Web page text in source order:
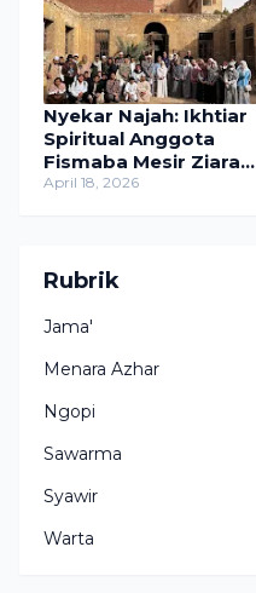
Nyekar Najah: Ikhtiar
Spiritual Anggota
Fismaba Mesir Ziarahi
Makam Ulama Jelang
April 18, 2026
Rubrik
Jama'
Menara Azhar
Ngopi
Sawarma
Syawir
Warta